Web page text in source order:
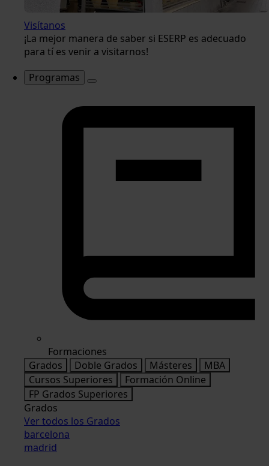
Visítanos
¡La mejor manera de saber si ESERP es adecuado
para tí es venir a visitarnos!
Programas
Formaciones
Grados
Doble Grados Másteres
MBA
Cursos Superiores
Formación Online
FP Grados Superiores
Grados
Ver todos los Grados
barcelona
madrid